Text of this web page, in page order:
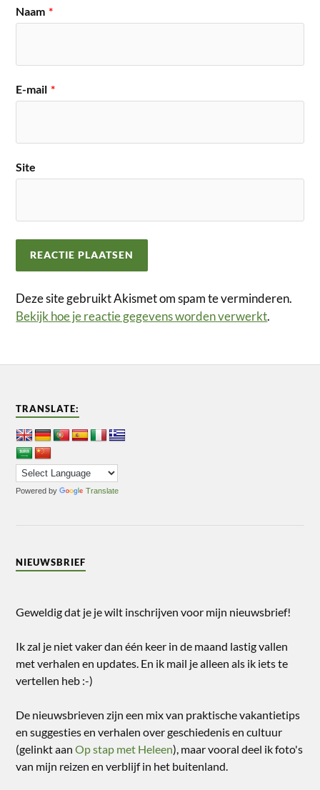
Naam *
E-mail *
Site
Deze site gebruikt Akismet om spam te verminderen.
Bekijk hoe je reactie gegevens worden verwerkt.
TRANSLATE:
Powered by Translate
NIEUWSBRIEF
Geweldig dat je je wilt inschrijven voor mijn nieuwsbrief!
Ik zal je niet vaker dan één keer in de maand lastig vallen
met verhalen en updates. En ik mail je alleen als ik iets te
vertellen heb :-)
De nieuwsbrieven zijn een mix van praktische vakantietips
en suggesties en verhalen over geschiedenis en cultuur
(gelinkt aanOp stap met Heleen), maar vooral deel ik foto's
van mijn reizen en verblijf in het buitenland.